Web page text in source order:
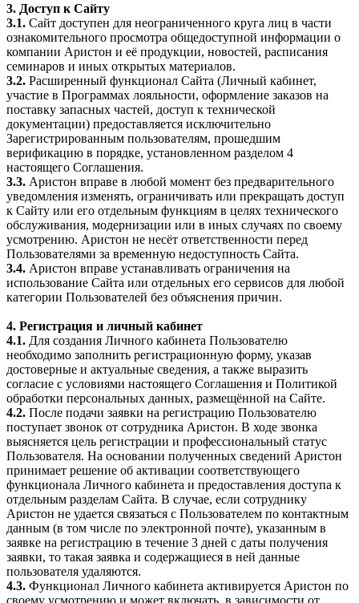
3. Доступ к Сайту
3.1. Сайт доступен для неограниченного круга лиц в части
ознакомительного просмотра общедоступной информации о
компании Аристон и её продукции, новостей, расписания
семинаров и иных открытых материалов.
3.2. Расширенный функционал Сайта (Личный кабинет,
участие в Программах лояльности, оформление заказов на
поставку запасных частей, доступ к технической
документации) предоставляется исключительно
Зарегистрированным пользователям, прошедшим
верификацию в порядке, установленном разделом 4
настоящего Соглашения.
3.3. Аристон вправе в любой момент без предварительного
уведомления изменять, ограничивать или прекращать доступ
к Сайту или его отдельным функциям в целях технического
обслуживания, модернизации или в иных случаях по своему
усмотрению. Аристон не несёт ответственности перед
Пользователями за временную недоступность Сайта.
3.4. Аристон вправе устанавливать ограничения на
использование Сайта или отдельных его сервисов для любой
категории Пользователей без объяснения причин.
4. Регистрация и личный кабинет
4.1. Для создания Личного кабинета Пользователю
необходимо заполнить регистрационную форму, указав
достоверные и актуальные сведения, а также выразить
согласие с условиями настоящего Соглашения и Политикой
обработки персональных данных, размещённой на Сайте.
4.2. После подачи заявки на регистрацию Пользователю
поступает звонок от сотрудника Аристон. В ходе звонка
выясняется цель регистрации и профессиональный статус
Пользователя. На основании полученных сведений Аристон
принимает решение об активации соответствующего
функционала Личного кабинета и предоставления доступа к
отдельным разделам Сайта. В случае, если сотруднику
Аристон не удается связаться с Пользователем по контактным
данным (в том числе по электронной почте), указанным в
заявке на регистрацию в течение 3 дней с даты получения
заявки, то такая заявка и содержащиеся в ней данные
пользователя удаляются.
4.3. Функционал Личного кабинета активируется Аристон по
своему усмотрению и может включать, в зависимости от